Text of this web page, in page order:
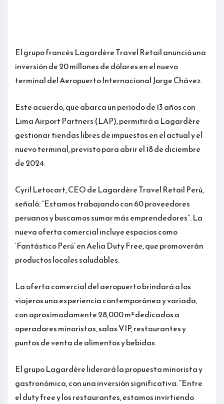
El grupo francés Lagardère Travel Retail anunció una
inversión de 20 millones de dólares en el nuevo
terminal del Aeropuerto Internacional Jorge Chávez.
Este acuerdo, que abarca un período de 13 años con
Lima Airport Partners (LAP), permitirá a Lagardère
gestionar tiendas libres de impuestos en el actual y el
nuevo terminal, previsto para abrir el 18 de diciembre
de 2024.
Cyril Letocart, CEO de Lagardère Travel Retail Perú,
señaló: “Estamos trabajando con 60 proveedores
peruanos y buscamos sumar más emprendedores”. La
nueva oferta comercial incluye espacios como
‘Fantástico Perú’ en Aelia Duty Free, que promoverán
productos locales saludables.
La oferta comercial del aeropuerto brindará a los
viajeros una experiencia contemporánea y variada,
con aproximadamente 28,000 m² dedicados a
operadores minoristas, salas VIP, restaurantes y
puntos de venta de alimentos y bebidas.
El grupo Lagardère liderará la propuesta minorista y
gastronómica, con una inversión significativa. “Entre
el duty free y los restaurantes, estamos invirtiendo